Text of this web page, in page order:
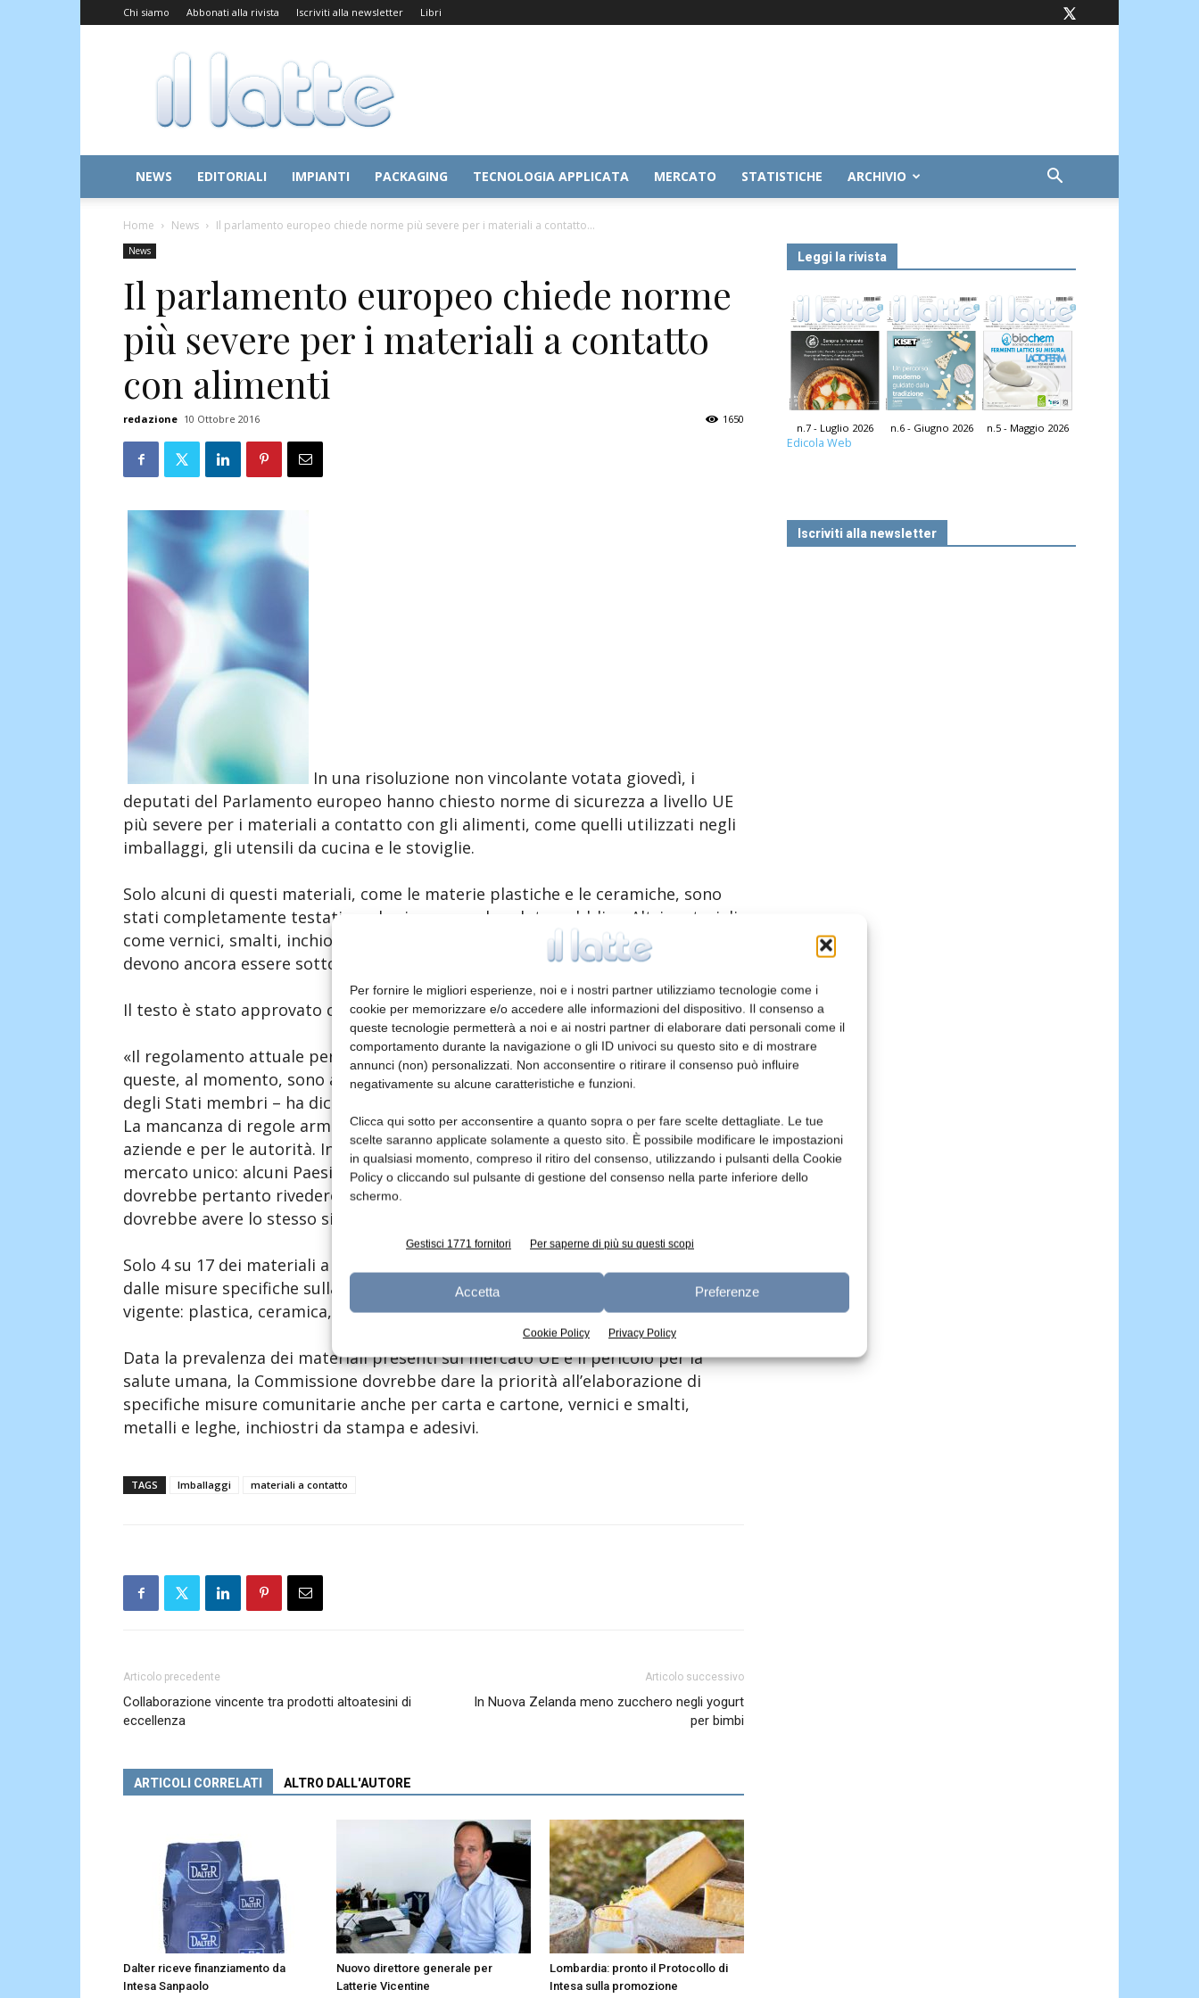
Per fornire le migliori esperienze, noi e i nostri partner utilizziamo tecnologie come i
cookie per memorizzare e/o accedere alle informazioni del dispositivo. Il consenso a
queste tecnologie permetterà a noi e ai nostri partner di elaborare dati personali come il
comportamento durante la navigazione o gli ID univoci su questo sito e di mostrare
annunci (non) personalizzati. Non acconsentire o ritirare il consenso può influire
negativamente su alcune caratteristiche e funzioni.
Clicca qui sotto per acconsentire a quanto sopra o per fare scelte dettagliate. Le tue
scelte saranno applicate solamente a questo sito. È possibile modificare le impostazioni
in qualsiasi momento, compreso il ritiro del consenso, utilizzando i pulsanti della Cookie
Policy o cliccando sul pulsante di gestione del consenso nella parte inferiore dello
schermo.
Gestisci 1771 fornitori Per saperne di più su questi scopi
Accetta Preferenze
Cookie Policy Privacy Policy
Chi siamo Abbonati alla rivista Iscriviti alla newsletter Libri
Il
Latte
NEWS EDITORIALI IMPIANTI PACKAGING TECNOLOGIA APPLICATA MERCATO STATISTICHE ARCHIVIO
Home News Il parlamento europeo chiede norme più severe per i materiali a contatto...
News
Il parlamento europeo chiede norme
più severe per i materiali a contatto
con alimenti
redazione 10 Ottobre 2016 1650
In una risoluzione non vincolante votata giovedì, i
deputati del Parlamento europeo hanno chiesto norme di sicurezza a livello UE
più severe per i materiali a contatto con gli alimenti, come quelli utilizzati negli
imballaggi, gli utensili da cucina e le stoviglie.
Solo alcuni di questi materiali, come le materie plastiche e le ceramiche, sono
stati completamente testati per la sicurezza e la salute pubblica. Altri materiali
come vernici, smalti, inchiostri e adesivi non sono coperti dalle norme UE e
devono ancora essere sottoposti a test.
Il testo è stato approvato con 559 voti favorevoli, 31 contrari e 26 astensioni.
«Il regolamento attuale permette accordi su 17 sostanze, ma solo quattro di
queste, al momento, sono armonizzate a livello UE. Il resto è di competenza
degli Stati membri – ha dichiarato la relatrice Christel Schaldemose (S&D, DK).
La mancanza di regole armonizzate provoca problemi per i consumatori, per le
aziende e per le autorità. In realtà, ciò significa che il mercato unico non è un
mercato unico: alcuni Paesi hanno standard elevati, altri standard bassi. L’UE
dovrebbe pertanto rivedere la legislazione vigente. La sicurezza alimentare
dovrebbe avere lo stesso significato in tutta l’UE».
Solo 4 su 17 dei materiali a contatto con gli alimenti sono attualmente coperti
dalle misure specifiche sulla sicurezza previste dalla normativa quadro dell’UE
vigente: plastica, ceramica, cellulosa rigenerata e materiali “attivi e intelligenti”.
Data la prevalenza dei materiali presenti sul mercato UE e il pericolo per la
salute umana, la Commissione dovrebbe dare la priorità all’elaborazione di
specifiche misure comunitarie anche per carta e cartone, vernici e smalti,
metalli e leghe, inchiostri da stampa e adesivi.
TAGS Imballaggi materiali a contatto
Articolo precedente
Collaborazione vincente tra prodotti altoatesini di
eccellenza
Articolo successivo
In Nuova Zelanda meno zucchero negli yogurt
per bimbi
ARTICOLI CORRELATI ALTRO DALL'AUTORE
Dalter riceve finanziamento da
Intesa Sanpaolo
Nuovo direttore generale per
Latterie Vicentine
Lombardia: pronto il Protocollo di
Intesa sulla promozione
Leggi la rivista
n.7 - Luglio 2026 n.6 - Giugno 2026 n.5 - Maggio 2026
Edicola Web
Iscriviti alla newsletter